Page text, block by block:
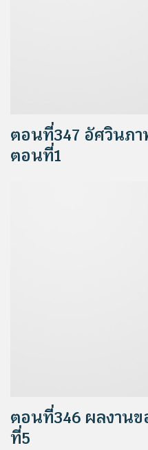
ตอนที่347 อัศวินภ
ตอนที่1
ตอนที่346 ผลงานข
ที่5